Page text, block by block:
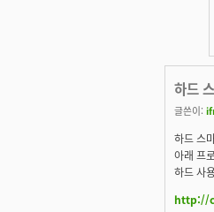
하드
글쓴이:
하드 스
아래 프
하드 사
http://